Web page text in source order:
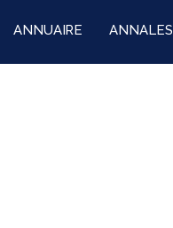
ANNUAIRE ANNALES